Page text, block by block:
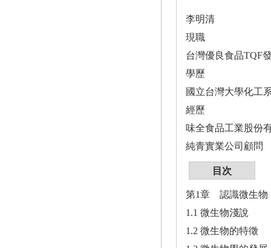
李明清
現職
台灣優良食品TQF
學歷
國立台灣大學化工
經歷
味全食品工業股份
純青實業公司顧問
目次
第1章 認識微生物
1.1 微生物淺說
1.2 微生物的特徵